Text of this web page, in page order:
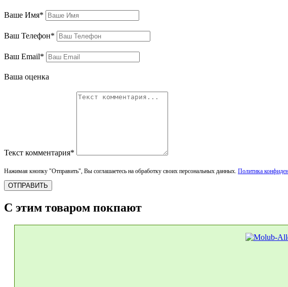
Ваше Имя*
Ваш Телефон*
Ваш Email*
Ваша оценка
Текст комментария*
Нажимая кнопку "Отправить", Вы соглашаетесь на обработку своих персональных данных. Политика
ОТПРАВИТЬ
С этим товаром покпают